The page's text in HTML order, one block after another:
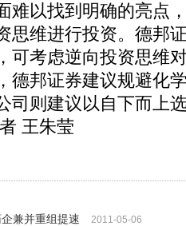
以找到明确的亮点
思维进行投资。德邦
可考虑逆向投资思维
德邦证券建议规避化
司则建议以自下而上
王朱莹
兼并重组提速
2011-05-06